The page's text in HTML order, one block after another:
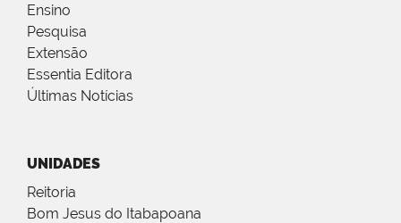
Ensino
Pesquisa
Extensão
Essentia Editora
Últimas Notícias
UNIDADES
Reitoria
Bom Jesus do Itabapoana